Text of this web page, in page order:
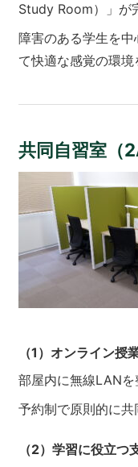
Study Room）」が
障害のある学生を
て快適な感覚の環
共同自習室（
（1）オンライン授
部屋内に無線LAN
予約制で原則的に
（2）学習に役立